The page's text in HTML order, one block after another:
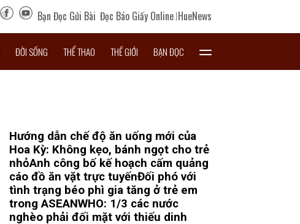
Bạn Đọc Gửi Bài Đọc Báo Giấy Online HueNews
ĐỜI SỐNG THỂ THAO THẾ GIỚI BẠN ĐỌC
Hướng dẫn chế độ ăn uống mới của
Hoa Kỳ: Không kẹo, bánh ngọt cho trẻ
nhỏAnh công bố kế hoạch cấm quảng
cáo đồ ăn vặt trực tuyếnĐối phó với
tình trạng béo phì gia tăng ở trẻ em
trong ASEANWHO: 1/3 các nước
nghèo phải đối mặt với thiếu dinh